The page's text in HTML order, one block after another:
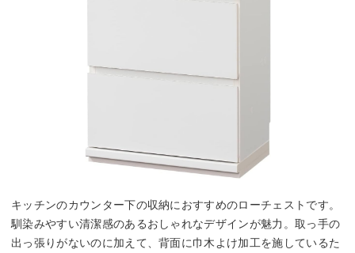
キッチンのカウンター下の収納におすすめのローチェストです。
馴染みやすい清潔感のあるおしゃれなデザインが魅力。取っ手の
出っ張りがないのに加えて、背面に巾木よけ加工を施しているた